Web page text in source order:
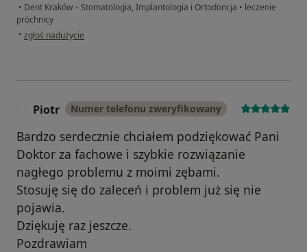
• Dent Kraków – Stomatologia, Implantologia i Ortodoncja • leczenie
próchnicy
• w opinii użytkownika Mariusz
zgłoś nadużycie
Piotr Numer telefonu zweryfikowany
Bardzo serdecznie chciałem podziękować Pani
Doktor za fachowe i szybkie rozwiązanie
nagłego problemu z moimi zębami.
Stosuję się do zaleceń i problem już się nie
pojawia.
Dziękuję raz jeszcze.
Pozdrawiam